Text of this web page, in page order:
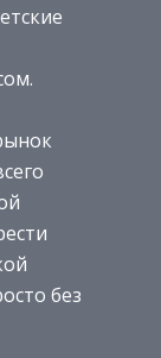
без